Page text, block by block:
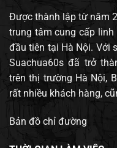
Được thành lập từ năm
trung tâm cung cấp
đầu tiên tại Hà Nội. Với
Suachua60s đã trở
trên thị trường Hà Nội,
rất nhiều khách hàng,
Bản đồ chỉ đường